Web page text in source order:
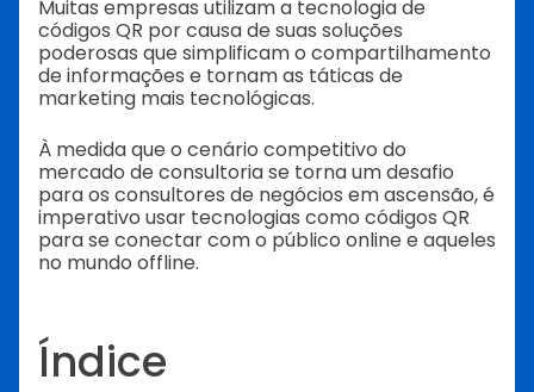
Muitas empresas utilizam a tecnologia de
códigos QR por causa de suas soluções
poderosas que simplificam o compartilhamento
de informações e tornam as táticas de
marketing mais tecnológicas.
À medida que o cenário competitivo do
mercado de consultoria se torna um desafio
para os consultores de negócios em ascensão, é
imperativo usar tecnologias como códigos QR
para se conectar com o público online e aqueles
no mundo offline.
Índice